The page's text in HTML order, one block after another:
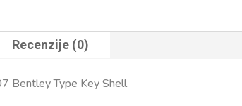
Recenzije (0)
Bentley Type Key Shell